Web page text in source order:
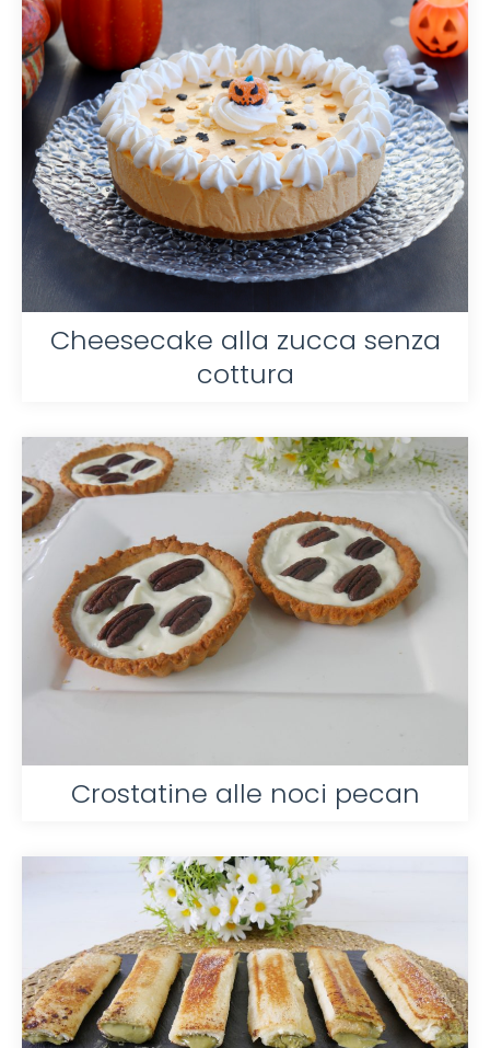
Cheesecake alla zucca senza
cottura
Crostatine alle noci pecan